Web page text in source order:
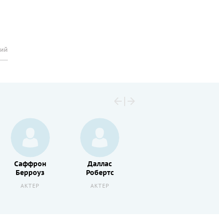
Саффрон
Берроуз
АКТЕР
Даллас
Робертс
АКТЕР